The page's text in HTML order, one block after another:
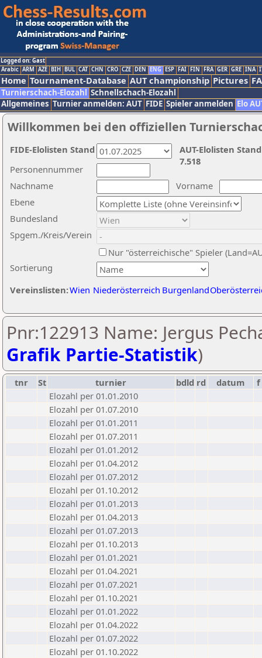
Logged on: Gast
Arabic ARM AZE BIH BUL CAT CHN CRO CZE DEN ENG ESP FAI FIN FRA GER GRE INA
Home Tournament-Database AUT championship Pictures
Turnierschach-Elozahl Schnellschach-Elozahl
Allgemeines Turnier anmelden: AUT FIDE Spieler anmelden Elo
Willkommen bei den offiziellen
Nachname
Vorname
Ebene
Sortierung
Personennummer
Bundesland
Spgem./Kreis/Verein
Nur "österreichische" Spieler
Vereinslisten:Wien Niederösterreich Burgenland
AUT-Elolisten
7.518
FIDE-Elolisten Stand
Pnr:122913 Name: Jergus
Grafik Partie-Statistik)
tnr St turnier bdld rd datum
f
Elozahl per 01.01.2010
Elozahl per 01.07.2010
Elozahl per 01.01.2011
Elozahl per 01.07.2011
Elozahl per 01.01.2012
Elozahl per 01.04.2012
Elozahl per 01.07.2012
Elozahl per 01.10.2012
Elozahl per 01.01.2013
Elozahl per 01.04.2013
Elozahl per 01.07.2013
Elozahl per 01.10.2013
Elozahl per 01.01.2021
Elozahl per 01.04.2021
Elozahl per 01.07.2021
Elozahl per 01.10.2021
Elozahl per 01.01.2022
Elozahl per 01.04.2022
Elozahl per 01.07.2022
Elozahl per 01.10.2022